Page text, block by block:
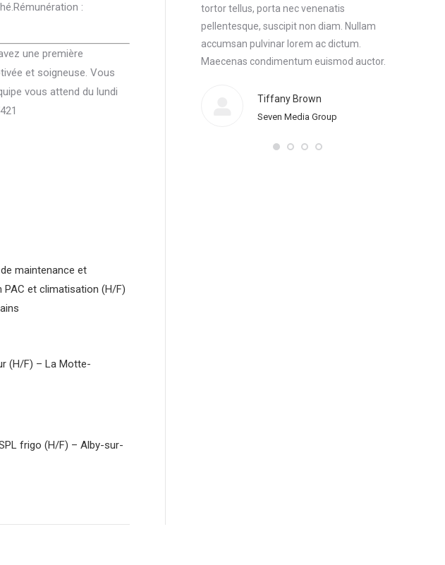
:
une première
et soigneuse. Vous
vous attend du lundi
maintenance et
PAC et climatisation (H/F)
(H/F) – La Motte-
frigo (H/F) – Alby-sur-
elementum enim sit amet elit feugiat, vitae
condimentum euismod auctor enim sit
amet elit feugiat, vitae tincidunt ipsum
maximus nulla.
tortor tellus, porta nec venenatis
pellentesque, suscipit non diam. Nullam
accumsan pulvinar lorem ac dictum.
Maecenas condimentum euismod auctor.
Tiffany Brown
Seven Media Group